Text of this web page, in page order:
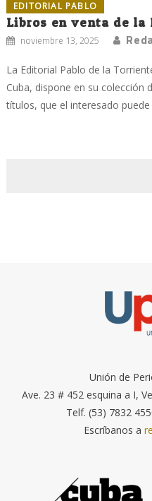
EDITORIAL PABLO
Libros en venta de la
noviembre 13, 2025
La Editorial Pablo de la
Cuba, dispone en su colección
títulos, que el interesado
Unión de
Ave. 23 # 452 esquina a I,
Telf. (53) 7832
Escríbanos a